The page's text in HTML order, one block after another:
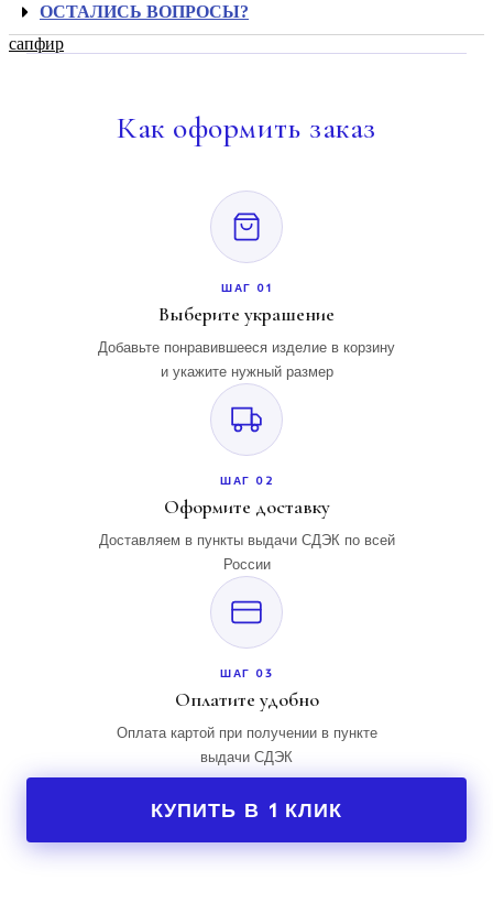
ОСТАЛИСЬ ВОПРОСЫ?
сапфир
Как оформить заказ
ШАГ 01
Выберите украшение
Добавьте понравившееся изделие в корзину
и укажите нужный размер
ШАГ 02
Оформите доставку
Доставляем в пункты выдачи СДЭК по всей
России
ШАГ 03
Оплатите удобно
Оплата картой при получении в пункте
выдачи СДЭК
КУПИТЬ В 1 КЛИК